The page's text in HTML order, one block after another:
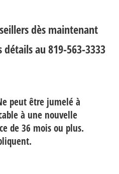
dès maintenant
détails au 819-563-3333
peut être jumelé à
à une nouvelle
de 36 mois ou plus.